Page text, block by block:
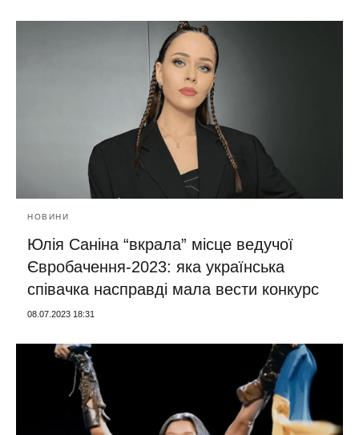
НОВИНИ
Юлія Саніна “вкрала” місце ведучої
Євробачення-2023: яка українська
співачка насправді мала вести конкурс
08.07.2023 18:31